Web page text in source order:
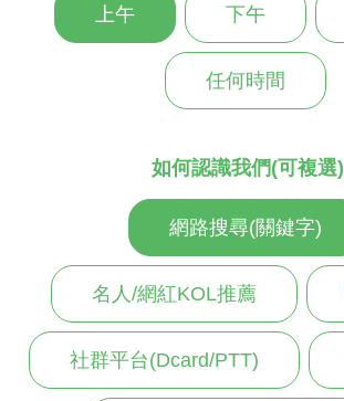
上午 下午
任何時間
如何認識我們(可複選)
網路搜尋(關鍵字)
名人/網紅KOL推薦
社群平台(Dcard/PTT)